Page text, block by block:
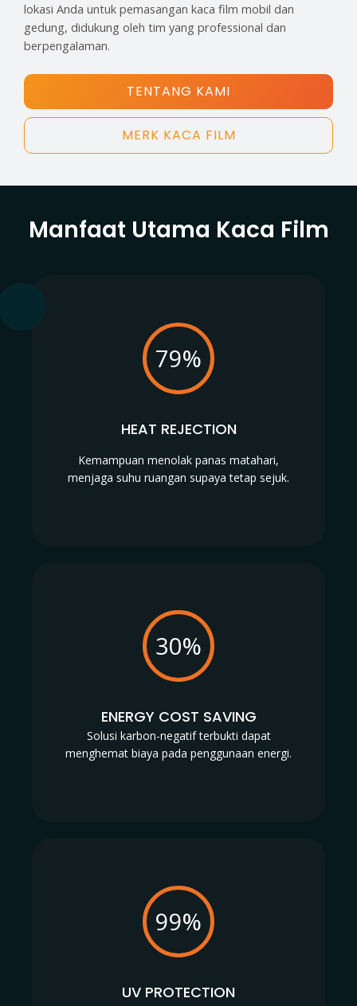
lokasi Anda untuk pemasangan kaca film mobil dan
gedung, didukung oleh tim yang professional dan
berpengalaman.
TENTANG KAMI
MERK KACA FILM
Manfaat Utama Kaca Film
79%
HEAT REJECTION
Kemampuan menolak panas matahari,
menjaga suhu ruangan supaya tetap sejuk.
30%
ENERGY COST SAVING
Solusi karbon-negatif terbukti dapat
menghemat biaya pada penggunaan energi.
99%
UV PROTECTION